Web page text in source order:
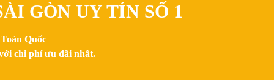
GÒN UY TÍN SỐ 1
Quốc
chi phí ưu đãi nhất.